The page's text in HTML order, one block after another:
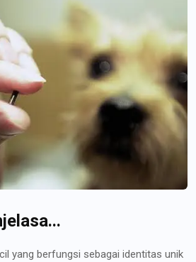
yang berfungsi sebagai identitas unik